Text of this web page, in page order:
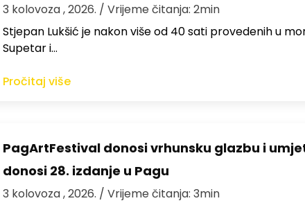
3 kolovoza , 2026. / Vrijeme čitanja: 2min
St​jepan Lukšić je nakon više od 40 sati provedenih u
Supetar i…
Pročitaj više
PagArtFestival donosi vrhunsku glazbu i
donosi 28. izdanje u Pagu
3 kolovoza , 2026. / Vrijeme čitanja: 3min